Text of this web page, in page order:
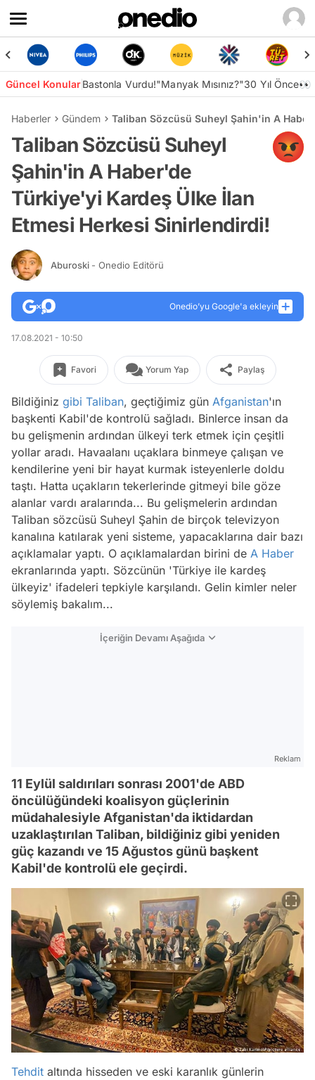
Güncel KonularBastonla Vurdu!"Manyak Mısınız?"30 Yıl Önce👀
Haberler Gündem Taliban Sözcüsü Suheyl Şahin'in A
Taliban Sözcüsü Suheyl
Şahin'in A Haber'de
Türkiye'yi Kardeş Ülke İlan
Etmesi Herkesi Sinirlendirdi!
Aburoski - Onedio Editörü
Onedio’yu Google'a ekleyin
17.08.2021 - 10:50
Favori Yorum Yap Paylaş
Bildiğiniz gibi Taliban, geçtiğimiz gün Afganistan'ın
başkenti Kabil'de kontrolü sağladı. Binlerce insan da
bu gelişmenin ardından ülkeyi terk etmek için çeşitli
yollar aradı. Havaalanı uçaklara binmeye çalışan ve
kendilerine yeni bir hayat kurmak isteyenlerle doldu
taştı. Hatta uçakların tekerlerinde gitmeyi bile göze
alanlar vardı aralarında... Bu gelişmelerin ardından
Taliban sözcüsü Suheyl Şahin de birçok televizyon
kanalına katılarak yeni sisteme, yapacaklarına dair bazı
açıklamalar yaptı. O açıklamalardan birini de A Haber
ekranlarında yaptı. Sözcünün 'Türkiye ile kardeş
ülkeyiz' ifadeleri tepkiyle karşılandı. Gelin kimler neler
söylemiş bakalım...
İçeriğin Devamı Aşağıda
Reklam
11 Eylül saldırıları sonrası 2001'de ABD
öncülüğündeki koalisyon güçlerinin
müdahalesiyle Afganistan'da iktidardan
uzaklaştırılan Taliban, bildiğiniz gibi yeniden
güç kazandı ve 15 Ağustos günü başkent
Kabil'de kontrolü ele geçirdi.
Tehdit altında hisseden ve eski karanlık günlerin